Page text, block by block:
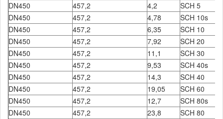
DN450
457,2 4,2
SCH 5
DN450
457,2 4,78
SCH 10s
DN450
457,2 6,35
SCH 10
DN450
457,2 7,92
SCH 20
DN450
457,2 11,1
SCH 30
DN450
457,2 9,53
SCH 40s
DN450
457,2 14,3
SCH 40
DN450
457,2 19,05
SCH 60
DN450
457,2 12,7
SCH 80s
DN450
457,2 23,8
SCH 80